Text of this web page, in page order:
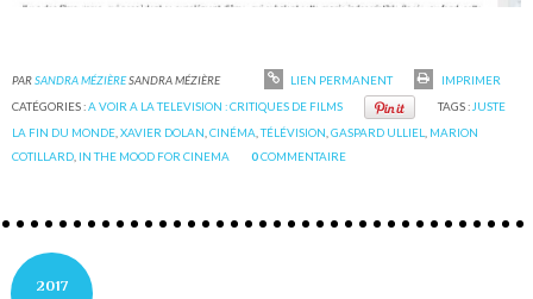
PARSANDRA MÉZIÈRESANDRA MÉZIÈRE LIEN PERMANENT
IMPRIMER
CATÉGORIES :A VOIR A LA TELEVISION : CRITIQUES DE FILMS TAGS : JUSTE
LA FIN DU MONDE ,XAVIER DOLAN ,CINÉMA ,TÉLÉVISION ,GASPARD ULLIEL
MARION
COTILLARD IN THE MOOD FOR CINEMA 0COMMENTAIRE
2017